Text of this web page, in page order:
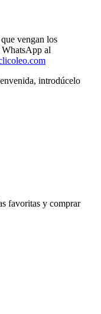
vengan los
al
, introdúcelo
favoritas y comprar